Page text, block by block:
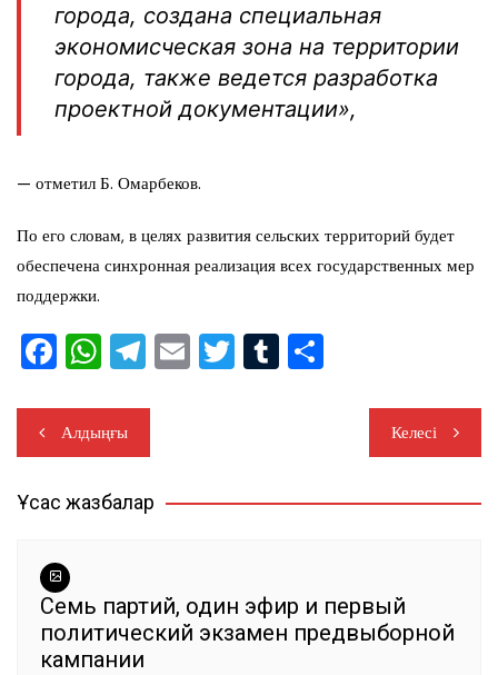
города, создана специальная
экономисческая зона на территории
города, также ведется разработка
проектной документации»,
— отметил Б. Омарбеков.
По его словам, в целях развития сельских территорий будет
обеспечена синхронная реализация всех государственных мер
поддержки.
F
c
e
b
o
k
W
at
s
A
T
e
gr
a
m
E T T
r ть
Навигация
по
записям
Алдыңғы Келесі
Ұқсас жазбалар
Семь партий, один эфир и первый
политический экзамен предвыборной
кампании